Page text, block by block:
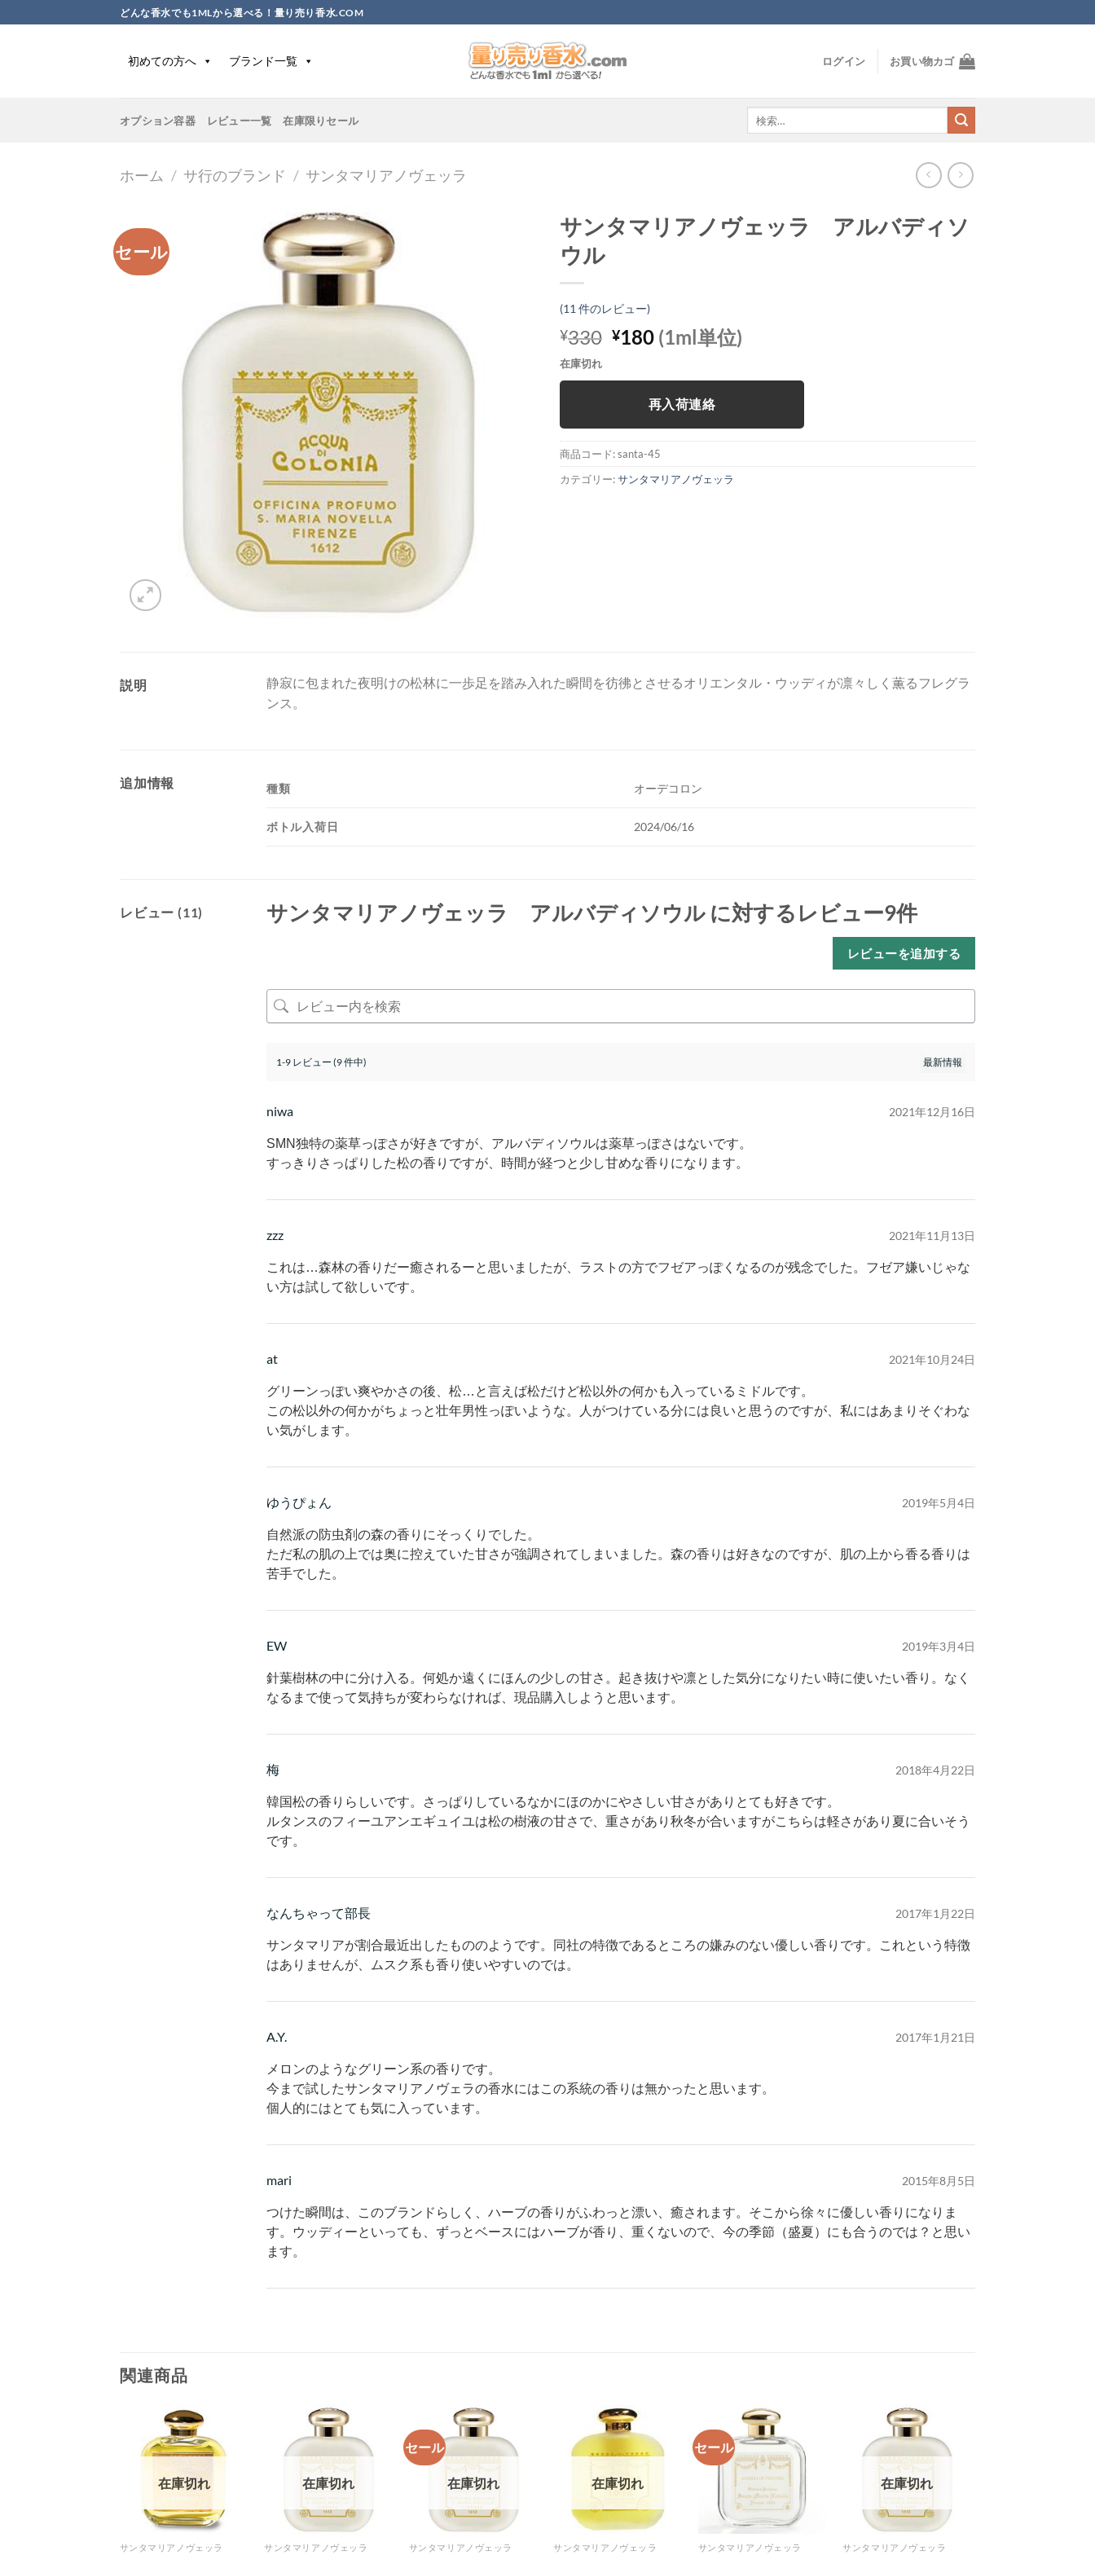
to
どんな香水でも1MLから選べる！量り売り香水.COM
初めての方へ ブランド一覧 ログイン お買い物カゴ
オプション容器 レビュー一覧 在庫限りセール
ホーム / サ行のブランド / サンタマリアノヴェッラ
セール
サンタマリアノヴェッラ アルバディソ
ウル
(11 件のレビュー)
¥330 元
価
¥330
で
し
た。
¥180現
在
の
価
格
は
¥180
で
す。
(1ml単位)
在庫切れ
再入荷連絡
商品コード:santa-45
カテゴリー:サンタマリアノヴェッラ
説明
静寂に包まれた夜明けの松林に一歩足を踏み入れた瞬間を彷彿とさせるオリエンタル・ウッディが凛々しく薫るフレグラ
ンス。
追加情報 種類 オーデコロン
ボトル入荷日 2024/06/16
レビュー (11) サンタマリアノヴェッラ アルバディソウル に対するレビュー9件
レビューを追加する
1-9 レビュー (9 件中)
niwa 2021年12月16日
SMN独特の薬草っぽさが好きですが、アルバディソウルは薬草っぽさはないです。
すっきりさっぱりした松の香りですが、時間が経つと少し甘めな香りになります。
zzz 2021年11月13日
これは…森林の香りだー癒されるーと思いましたが、ラストの方でフゼアっぽくなるのが残念でした。フゼア嫌いじゃな
い方は試して欲しいです。
at 2021年10月24日
グリーンっぽい爽やかさの後、松…と言えば松だけど松以外の何かも入っているミドルです。
この松以外の何かがちょっと壮年男性っぽいような。人がつけている分には良いと思うのですが、私にはあまりそぐわな
い気がします。
ゆうぴょん 2019年5月4日
自然派の防虫剤の森の香りにそっくりでした。
ただ私の肌の上では奥に控えていた甘さが強調されてしまいました。森の香りは好きなのですが、肌の上から香る香りは
苦手でした。
EW 2019年3月4日
針葉樹林の中に分け入る。何処か遠くにほんの少しの甘さ。起き抜けや凛とした気分になりたい時に使いたい香り。なく
なるまで使って気持ちが変わらなければ、現品購入しようと思います。
梅 2018年4月22日
韓国松の香りらしいです。さっぱりしているなかにほのかにやさしい甘さがありとても好きです。
ルタンスのフィーユアンエギュイユは松の樹液の甘さで、重さがあり秋冬が合いますがこちらは軽さがあり夏に合いそう
です。
なんちゃって部長 2017年1月22日
サンタマリアが割合最近出したもののようです。同社の特徴であるところの嫌みのない優しい香りです。これという特徴
はありませんが、ムスク系も香り使いやすいのでは。
A.Y. 2017年1月21日
メロンのようなグリーン系の香りです。
今まで試したサンタマリアノヴェラの香水にはこの系統の香りは無かったと思います。
個人的にはとても気に入っています。
mari 2015年8月5日
つけた瞬間は、このブランドらしく、ハーブの香りがふわっと漂い、癒されます。そこから徐々に優しい香りになりま
す。ウッディーといっても、ずっとベースにはハーブが香り、重くないので、今の季節（盛夏）にも合うのでは？と思い
ます。
関連商品
在庫切れ
サンタマリアノヴェッラ
在庫切れ
サンタマリアノヴェッラ
セール
在庫切れ
サンタマリアノヴェッラ
在庫切れ
サンタマリアノヴェッラ
セール
サンタマリアノヴェッラ
在庫切れ
サンタマリアノヴェッラ